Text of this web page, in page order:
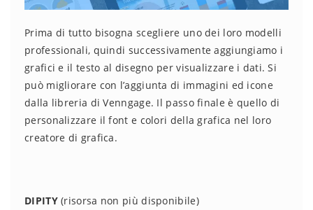
Prima di tutto bisogna scegliere uno dei loro modelli
professionali, quindi successivamente aggiungiamo i
grafici e il testo al disegno per visualizzare i dati. Si
può migliorare con l’aggiunta di immagini ed icone
dalla libreria di Venngage. Il passo finale è quello di
personalizzare il font e colori della grafica nel loro
creatore di grafica.
DIPITY(risorsa non più disponibile)